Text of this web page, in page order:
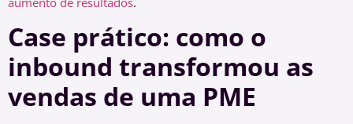
Case prático: como o
inbound transformou as
vendas de uma PME